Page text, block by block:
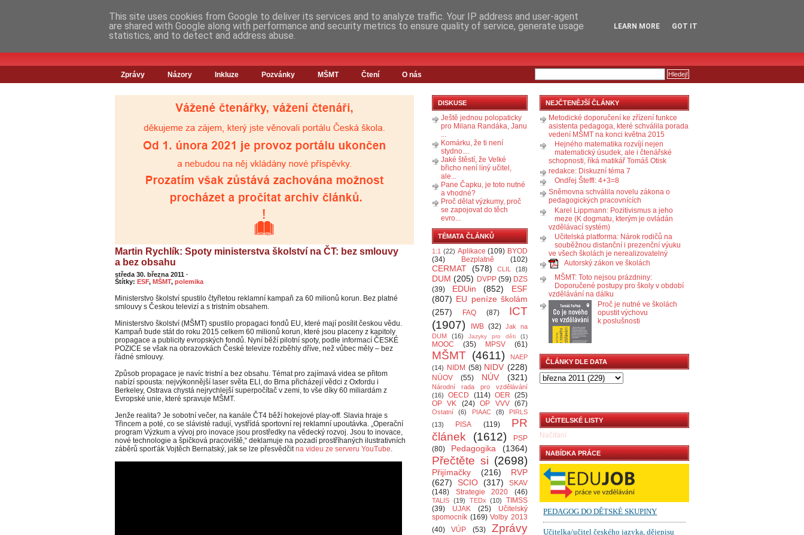
Zprávy Názory Inkluze Pozvánky MŠMT Čtení O nás
Martin Rychlík: Spoty ministerstva školství na ČT: bez smlouvy
a bez obsahu
středa 30. března 2011 ·
Štítky: ESF, MŠMT, polemika
Ministerstvo školství spustilo čtyřletou reklamní kampaň za 60 milionů korun. Bez platné
smlouvy s Českou televizí a s tristním obsahem.
Ministerstvo školství (MŠMT) spustilo propagaci fondů EU, které mají posílit českou vědu.
Kampaň bude stát do roku 2015 celkem 60 milionů korun, které jsou placeny z kapitoly
propagace a publicity evropských fondů. Nyní běží pilotní spoty, podle informací ČESKÉ
POZICE se však na obrazovkách České televize rozběhly dříve, než vůbec měly – bez
řádné smlouvy.
Způsob propagace je navíc tristní a bez obsahu. Témat pro zajímavá videa se přitom
nabízí spousta: nejvýkonnější laser světa ELI, do Brna přicházejí vědci z Oxfordu i
Berkeley, Ostrava chystá nejrychlejší superpočítač v zemi, to vše díky 60 miliardám z
Evropské unie, které spravuje MŠMT.
Jenže realita? Je sobotní večer, na kanále ČT4 běží hokejové play-off. Slavia hraje s
Třincem a poté, co se slávisté radují, vystřídá sportovní rej reklamní upoutávka. „Operační
program Výzkum a vývoj pro inovace jsou prostředky na vědecký rozvoj. Jsou to inovace,
nové technologie a špičková pracoviště,“ deklamuje na pozadí prostříhaných ilustrativních
záběrů sporťák Vojtěch Bernatský, jak se lze přesvědčitna videu ze serveru YouTube.
DISKUSE
Ještě jednou polopaticky
pro Milana Randáka, Janu
...
Komárku, že ti není
stydno....
Jaké štěstí, že Velké
břicho není líný učitel,
ale...
Pane Čapku, je toto nutné
a vhodné?
Proč dělat výzkumy, proč
se zapojovat do těch
evro...
TÉMATA ČLÁNKŮ
1:1 (22) Aplikace (109) BYOD
(34)
Bezplatně (102)
CERMAT (578) CLIL (18)
DUM (205) DVPP (59) DZS
(39)
EDUin (852)
ESF
(807) EU peníze školám
(257)
FAQ (87)
ICT
(1907)
IWB (32) Jak na
DUM
(16) Jazyky pro děti (1)
MOOC (35) MPSV (61)
MŠMT (4611)
NAEP
(14)
NIDM (58) NIDV (228)
NÚOV (55) NÚV (321)
Národní rada pro vzdělávání
(16)
OECD (114) OER (25)
OP VK
(24) OP VVV (67)
Ostatní (6) PIAAC (8)
PIRLS
(13)
PISA (119)
PR
článek
(1612)
PSP
(80)
Pedagogika (1364)
Přečtěte si (2698)
Přijímačky (216)
RVP
(627)
SCIO (317)
SKAV
(148)
Strategie 2020 (46)
TALIS (19) TEDx (10)
TIMSS
(39)
UJAK (25)
Učitelský
spomocník (169) Volby 2013
(40)
VÚP (53)
Zprávy
NEJČTENĚJŠÍ ČLÁNKY
Metodické doporučení ke zřízení funkce
asistenta pedagoga, které schválila porada
vedení MŠMT na konci května 2015
Hejného matematika rozvíjí nejen
matematický úsudek, ale i čtenářské
schopnosti, říká matikář Tomáš Otisk
redakce: Diskuzní téma 7
Ondřej Šteffl: 4+3=8
Sněmovna schválila novelu zákona o
pedagogických pracovnících
Karel Lippmann: Pozitivismus a jeho
meze (K dogmatu, kterým je ovládán
vzdělávací systém)
Učitelská platforma: Nárok rodičů na
souběžnou distanční i prezenční výuku
ve všech školách je nerealizovatelný
Autorský zákon ve školách
MŠMT: Toto nejsou prázdniny:
Doporučené postupy pro školy v období
vzdělávání na dálku
Proč je nutné ve školách
opustit výchovu
k poslušnosti
ČLÁNKY DLE DATA
UČITELSKÉ LISTY
Načítání
NABÍDKA PRÁCE
This site uses cookies from Google to deliver its services and to analyze traffic. Your IP address and user-agent
are shared with Google along with performance and security metrics to ensure quality of service, generate usage
statistics, and to detect and address abuse.
LEARN MORE GOT IT